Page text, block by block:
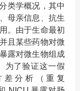
类学概况，其中
母亲信息、抗生
。由于生命最初
且某些药物对微
露对微生物组成
为了验证这一假
分析（重复